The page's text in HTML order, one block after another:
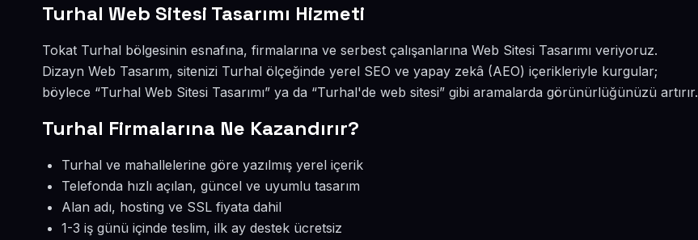
Turhal Web Sitesi Tasarımı Hizmeti
Tokat Turhal bölgesinin esnafına, firmalarına ve serbest çalışanlarına Web Sitesi Tasarımı veriyoruz.
Dizayn Web Tasarım, sitenizi Turhal ölçeğinde yerel SEO ve yapay zekâ (AEO) içerikleriyle kurgular;
böylece “Turhal Web Sitesi Tasarımı” ya da “Turhal'de web sitesi” gibi aramalarda görünürlüğünüzü artırır.
Turhal Firmalarına Ne Kazandırır?
Turhal ve mahallelerine göre yazılmış yerel içerik
Telefonda hızlı açılan, güncel ve uyumlu tasarım
Alan adı, hosting ve SSL fiyata dahil
1-3 iş günü içinde teslim, ilk ay destek ücretsiz